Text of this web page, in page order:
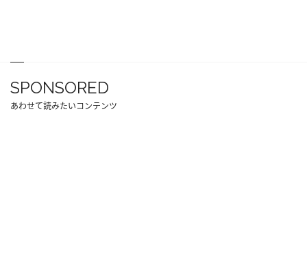
SPONSORED
あわせて読みたいコンテンツ